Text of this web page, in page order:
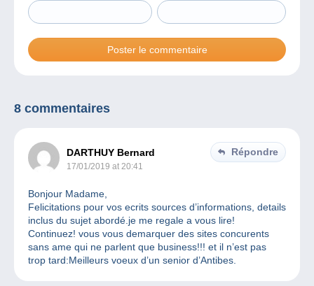
8 commentaires
DARTHUY Bernard
17/01/2019 at 20:41
Répondre
Bonjour Madame,
Felicitations pour vos ecrits sources d’informations, details
inclus du sujet abordé.je me regale a vous lire!
Continuez! vous vous demarquer des sites concurents
sans ame qui ne parlent que business!!! et il n’est pas
trop tard:Meilleurs voeux d’un senior d’Antibes.